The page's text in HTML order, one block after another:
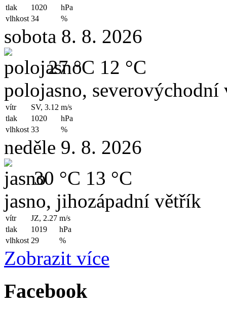
tlak
1020
hPa
vlhkost 34 %
sobota 8. 8. 2026
27 °C 12 °C
polojasno, severovýchodní
vítr SV, 3.12 m/s
tlak
1020
hPa
vlhkost 33 %
neděle 9. 8. 2026
30 °C 13 °C
jasno, jihozápadní větřík
vítr JZ, 2.27 m/s
tlak
1019
hPa
vlhkost 29 %
Zobrazit více
Facebook